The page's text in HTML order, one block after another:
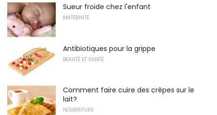
Sueur froide chez l'enfant
MATERNITÉ
Antibiotiques pour la grippe
BEAUTÉ ET SANTÉ
Comment faire cuire des crêpes sur le
lait?
NOURRITURE